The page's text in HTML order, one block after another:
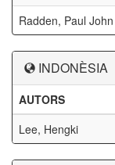
Radden, Paul John
INDONÈSIA
AUTORS
Lee, Hengki